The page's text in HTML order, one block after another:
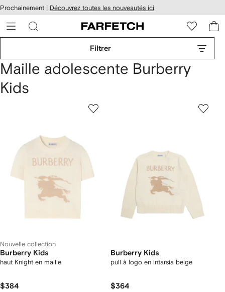
au
principal
Prochainement | Découvrez toutes les nouveautés ici
Filtrer
Maille adolescente Burberry
Kids
Nouvelle collection
Burberry Kids
haut Knight en maille
$384
Burberry Kids
pull à logo en intarsia beige
$364